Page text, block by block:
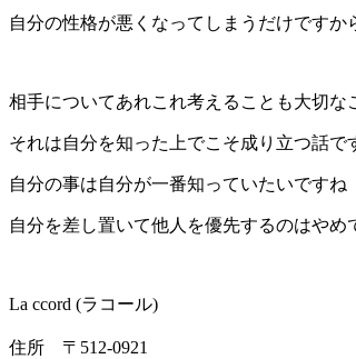
自分の性格が悪くなってしまうだけですか
相手についてあれこれ考えることも大切な
それは自分を知った上でこそ成り立つ話で
自分の事は自分が一番知っていたいですね
自分を差し置いて他人を優先するのはやめ
La ccord (ラコール)
住所 〒512-0921